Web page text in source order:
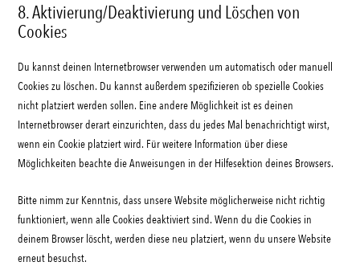
8. Aktivierung/Deaktivierung und Löschen von
Cookies
Du kannst deinen Internetbrowser verwenden um automatisch oder manuell
Cookies zu löschen. Du kannst außerdem spezifizieren ob spezielle Cookies
nicht platziert werden sollen. Eine andere Möglichkeit ist es deinen
Internetbrowser derart einzurichten, dass du jedes Mal benachrichtigt wirst,
wenn ein Cookie platziert wird. Für weitere Information über diese
Möglichkeiten beachte die Anweisungen in der Hilfesektion deines Browsers.
Bitte nimm zur Kenntnis, dass unsere Website möglicherweise nicht richtig
funktioniert, wenn alle Cookies deaktiviert sind. Wenn du die Cookies in
deinem Browser löscht, werden diese neu platziert, wenn du unsere Website
erneut besuchst.